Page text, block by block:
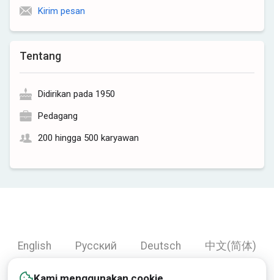
Tentang
Didirikan pada 1950
Pedagang
200 hingga 500 karyawan
Kirim pesan
English Русский Deutsch
中文(简体)